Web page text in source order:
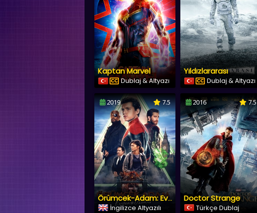
Kaptan Marvel
Dublaj & Altyazı
Yıldızlararası
Dublaj & Altyazı
2019 7.5
Örümcek-Adam: Evden Uzakta
İngilizce Altyazılı
2016 7.5
Doctor Strange
Türkçe Dublaj